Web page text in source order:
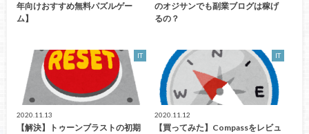
年向けおすすめ無料パズルゲー
ム】
のオジサンでも副業ブログは稼げ
るの？
IT
2020.11.13
【解決】トゥーンブラストの初期
IT
2020.11.12
【買ってみた】Compassをレビュ